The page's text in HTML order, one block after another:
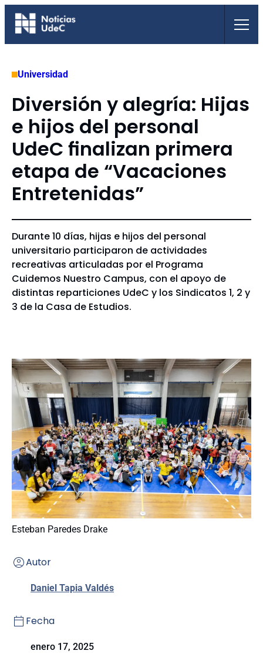
Saltar
Universidad
Diversión y alegría: Hijas
e hijos del personal
UdeC finalizan primera
etapa de “Vacaciones
Entretenidas”
Durante 10 días, hijas e hijos del personal
universitario participaron de actividades
recreativas articuladas por el Programa
Cuidemos Nuestro Campus, con el apoyo de
distintas reparticiones UdeC y los Sindicatos 1, 2 y
3 de la Casa de Estudios.
Esteban Paredes Drake
Autor
Daniel Tapia Valdés
Fecha
enero 17, 2025